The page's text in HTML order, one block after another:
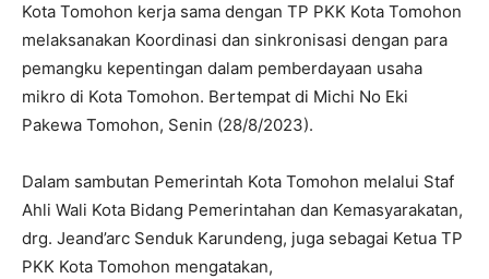
Kota Tomohon kerja sama dengan TP PKK Kota Tomohon
melaksanakan Koordinasi dan sinkronisasi dengan para
pemangku kepentingan dalam pemberdayaan usaha
mikro di Kota Tomohon. Bertempat di Michi No Eki
Pakewa Tomohon, Senin (28/8/2023).
Dalam sambutan Pemerintah Kota Tomohon melalui Staf
Ahli Wali Kota Bidang Pemerintahan dan Kemasyarakatan,
drg. Jeand’arc Senduk Karundeng, juga sebagai Ketua TP
PKK Kota Tomohon mengatakan,